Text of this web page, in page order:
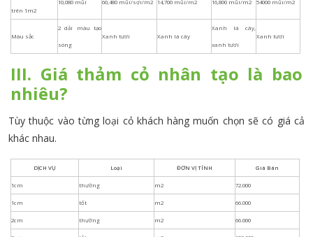
III. Giá thảm cỏ nhân tạo là bao
nhiêu?
Tùy thuộc vào từng loại cỏ khách hàng muốn chọn sẽ có giá cả
khác nhau.